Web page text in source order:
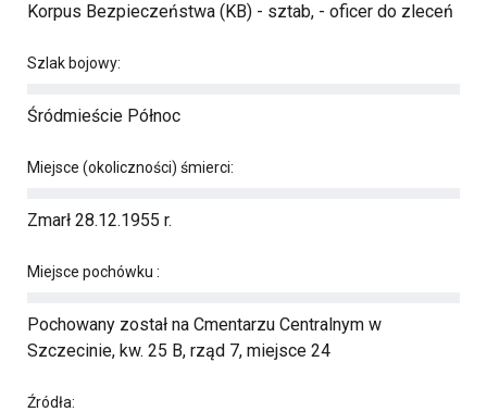
Korpus Bezpieczeństwa (KB) - sztab, - oficer do zleceń
Szlak bojowy:
Śródmieście Północ
Miejsce (okoliczności) śmierci:
Zmarł 28.12.1955 r.
Miejsce pochówku :
Pochowany został na Cmentarzu Centralnym w
Szczecinie, kw. 25 B, rząd 7, miejsce 24
Źródła: